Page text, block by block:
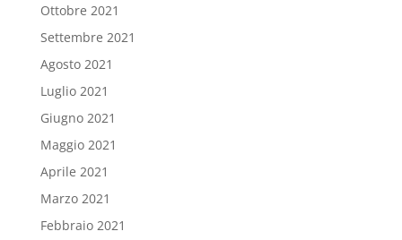
Ottobre 2021
Settembre 2021
Agosto 2021
Luglio 2021
Giugno 2021
Maggio 2021
Aprile 2021
Marzo 2021
Febbraio 2021